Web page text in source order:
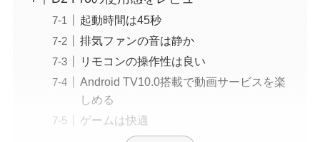
起動時間は45秒
排気ファンの音は静か
リモコンの操作性は良い
Android TV10.0搭載で動画サービスを楽
しめる
ゲームは快適